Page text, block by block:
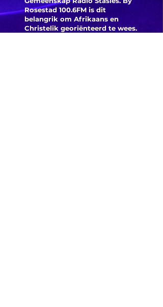
Rosestad 100.6FM is dit
belangrik om Afrikaans en
Christelik georiënteerd te wees.